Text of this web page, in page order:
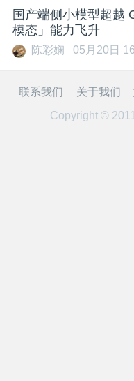
公
课
国产端侧小模型超越
模态」能力飞升
陈彩娴 05月20日
联系我们 关于我们
Copyright ©